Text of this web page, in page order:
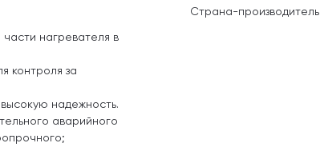
нагревателя в
контроля за
надежность.
аварийного
Страна-производитель